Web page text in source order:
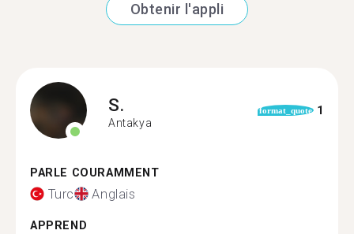
Obtenir l'appli
S.
Antakya
format_quote 1
PARLE COURAMMENT
Turc Anglais
APPREND